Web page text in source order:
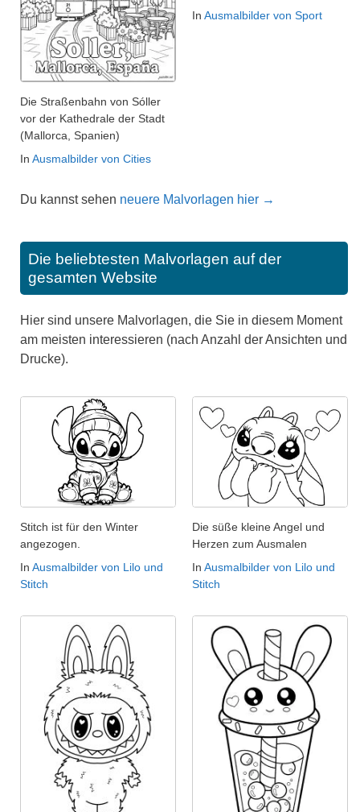
Die Straßenbahn von Sóller
vor der Kathedrale der Stadt
(Mallorca, Spanien)
In Ausmalbilder von Cities
In Ausmalbilder von Sport
Du kannst sehen neuere Malvorlagen hier →
Die beliebtesten Malvorlagen auf der
gesamten Website
Hier sind unsere Malvorlagen, die Sie in diesem Moment
am meisten interessieren (nach Anzahl der Ansichten und
Drucke).
Stitch ist für den Winter
angezogen.
In Ausmalbilder von Lilo und
Stitch
Die süße kleine Angel und
Herzen zum Ausmalen
In Ausmalbilder von Lilo und
Stitch